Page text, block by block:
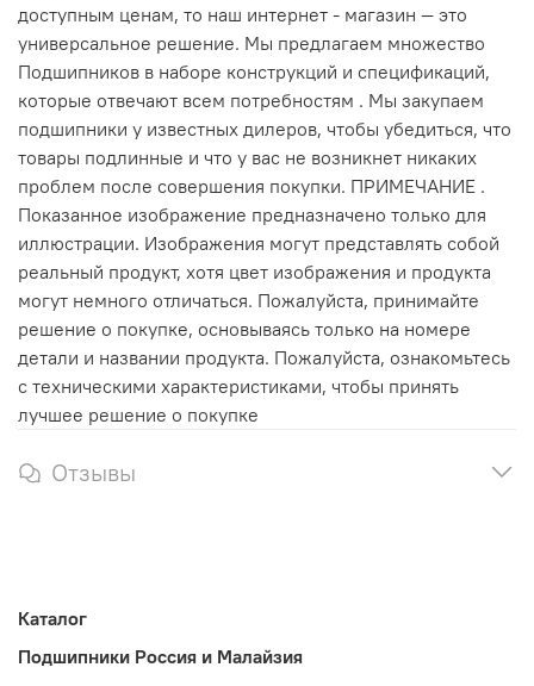
доступным ценам, то наш интернет - магазин — это
универсальное решение. Мы предлагаем множество
Подшипников в наборе конструкций и спецификаций,
которые отвечают всем потребностям . Мы закупаем
подшипники у известных дилеров, чтобы убедиться, что
товары подлинные и что у вас не возникнет никаких
проблем после совершения покупки. ПРИМЕЧАНИЕ .
Показанное изображение предназначено только для
иллюстрации. Изображения могут представлять собой
реальный продукт, хотя цвет изображения и продукта
могут немного отличаться. Пожалуйста, принимайте
решение о покупке, основываясь только на номере
детали и названии продукта. Пожалуйста, ознакомьтесь
с техническими характеристиками, чтобы принять
лучшее решение о покупке
Отзывы
Каталог
Подшипники Россия и Малайзия